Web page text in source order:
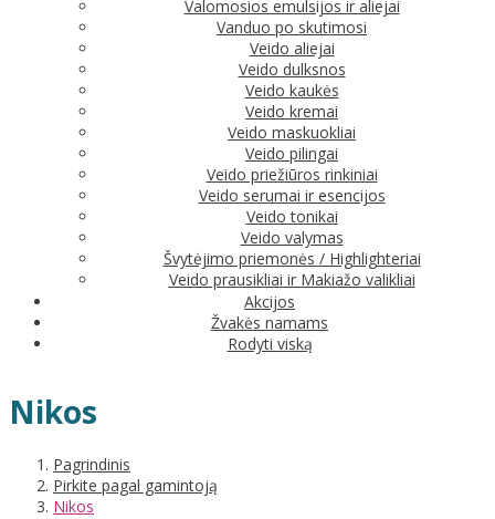
Valomosios emulsijos ir aliejai
Vanduo po skutimosi
Veido aliejai
Veido dulksnos
Veido kaukės
Veido kremai
Veido maskuokliai
Veido pilingai
Veido priežiūros rinkiniai
Veido serumai ir esencijos
Veido tonikai
Veido valymas
Švytėjimo priemonės / Highlighteriai
Veido prausikliai ir Makiažo valikliai
Akcijos
Žvakės namams
Rodyti viską
Nikos
Pagrindinis
Pirkite pagal gamintoją
Nikos